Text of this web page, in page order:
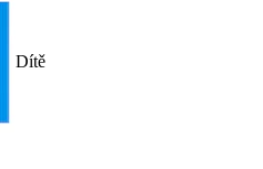
Dítě